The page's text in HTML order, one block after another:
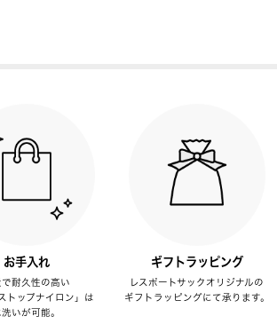
お手入れ
耐久性の高い
トップナイロン」は
いが可能。
ギフトラッピング
レスポートサックオリジナルの
ギフトラッピングにて承ります。